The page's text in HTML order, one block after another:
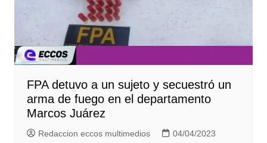
FPA detuvo a un sujeto y secuestró un
arma de fuego en el departamento
Marcos Juárez
Redaccion eccos multimedios 04/04/2023